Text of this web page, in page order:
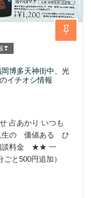
❣
博多天神街中、光
イチオシ情報
占あかり いつも
生の 価値ある ひ
談料金 ★★ 一
と500円追加）